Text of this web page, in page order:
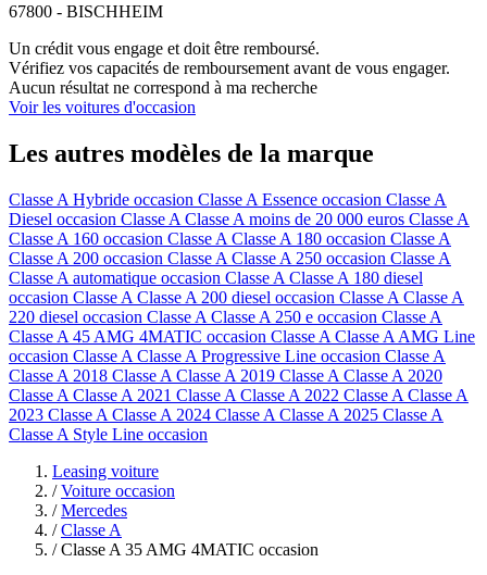
67800 - BISCHHEIM
Un crédit vous engage et doit être remboursé.
Vérifiez vos capacités de remboursement avant de vous engager.
Aucun résultat ne correspond à ma recherche
Voir les voitures d'occasion
Les autres modèles de la marque
Classe A Hybride occasion Classe A Essence occasion Classe A
Diesel occasion Classe A Classe A moins de 20 000 euros Classe A
Classe A 160 occasion Classe A Classe A 180 occasion Classe A
Classe A 200 occasion Classe A Classe A 250 occasion Classe A
Classe A automatique occasion Classe A Classe A 180 diesel
occasion Classe A Classe A 200 diesel occasion Classe A Classe A
220 diesel occasion Classe A Classe A 250 e occasion Classe A
Classe A 45 AMG 4MATIC occasion Classe A Classe A AMG Line
occasion Classe A Classe A Progressive Line occasion Classe A
Classe A 2018 Classe A Classe A 2019 Classe A Classe A 2020
Classe A Classe A 2021 Classe A Classe A 2022 Classe A Classe A
2023 Classe A Classe A 2024 Classe A Classe A 2025 Classe A
Classe A Style Line occasion
Leasing voiture
/ Voiture occasion
/ Mercedes
/ Classe A
/ Classe A 35 AMG 4MATIC occasion